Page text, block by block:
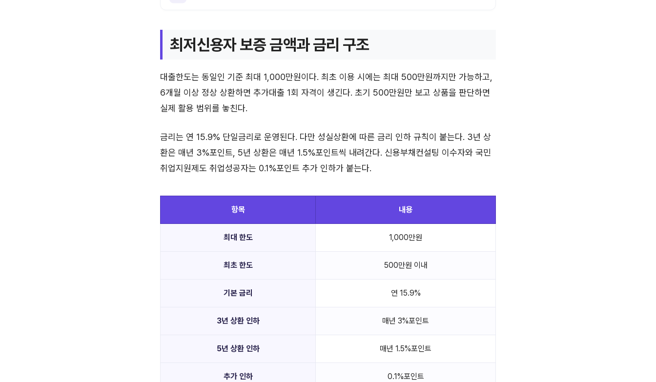
최저신용자 보증 금액과 금리 구조
대출한도는 동일인 기준 최대 1,000만원이다. 최초 이용 시에는 최대 500만원까지만 가능하고,
6개월 이상 정상 상환하면 추가대출 1회 자격이 생긴다. 초기 500만원만 보고 상품을 판단하면
실제 활용 범위를 놓친다.
금리는 연 15.9% 단일금리로 운영된다. 다만 성실상환에 따른 금리 인하 규칙이 붙는다. 3년 상
환은 매년 3%포인트, 5년 상환은 매년 1.5%포인트씩 내려간다. 신용부채컨설팅 이수자와 국민
취업지원제도 취업성공자는 0.1%포인트 추가 인하가 붙는다.
항목 내용
최대 한도 1,000만원
최초 한도 500만원 이내
기본 금리 연 15.9%
3년 상환 인하 매년 3%포인트
5년 상환 인하 매년 1.5%포인트
추가 인하 0.1%포인트